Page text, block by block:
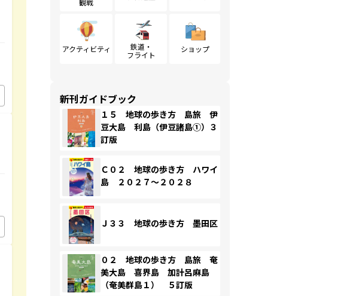
アクティビティ
鉄道・
フライト
ショップ
新刊ガイドブック
１５ 地球の歩き方 島旅 伊
豆大島 利島（伊豆諸島①）３
訂版
Ｃ０２ 地球の歩き方 ハワイ
島 ２０２７～２０２８
Ｊ３３ 地球の歩き方 墨田区
０２ 地球の歩き方 島旅 奄
美大島 喜界島 加計呂麻島
（奄美群島１） ５訂版